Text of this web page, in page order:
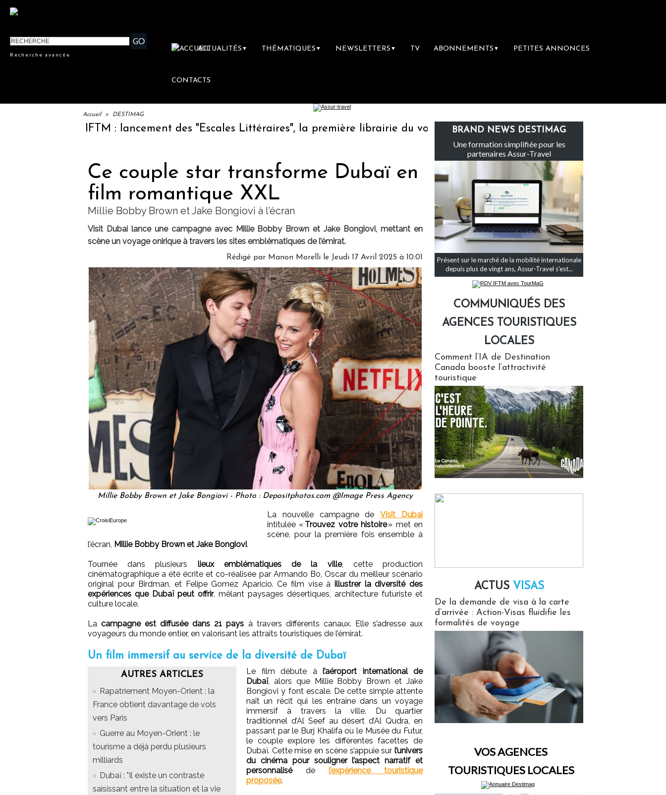
Recherche avancée
ACTUALITÉS ▼ THÉMATIQUES ▼ NEWSLETTERS ▼ TV ABONNEMENTS ▼ PETITES ANNONCES
CONTACTS
Accueil > DESTIMAG
IFTM : lancement des "Escales Littéraires", la première librairie du voyage Le groupe Sainte-Claire rachète Eden Tour
Ce couple star transforme Dubaï en
film romantique XXL
Millie Bobby Brown et Jake Bongiovi à l’écran
Visit Dubai lance une campagne avec Millie Bobby Brown et Jake Bongiovi, mettant en
scène un voyage onirique à travers les sites emblématiques de l’émirat.
Rédigé par Manon Morelli le Jeudi 17 Avril 2025 à 10:01
Millie Bobby Brown et Jake Bongiovi - Photo : Depositphotos.com @Image Press Agency
La nouvelle campagne deVisit Dubai
intitulée « Trouvez votre histoire» met en
scène, pour la première fois ensemble à
l’écran, Millie Bobby Brown et Jake Bongiovi.
Tournée dans plusieurs lieux emblématiques de la ville, cette production
cinématographique a été écrite et co-réalisée par Armando Bo, Oscar du meilleur scénario
original pour Birdman, et Felipe Gomez Aparicio. Ce film vise à illustrer la diversité des
expériences que Dubaï peut offrir, mêlant paysages désertiques, architecture futuriste et
culture locale.
Lacampagne est diffusée dans 21 pays à travers différents canaux. Elle s’adresse aux
voyageurs du monde entier, en valorisant les attraits touristiques de l’émirat.
Un film immersif au service de la diversité de Dubaï
AUTRES ARTICLES
Rapatriement Moyen-Orient : la
France obtient davantage de vols
vers Paris
Guerre au Moyen-Orient : le
tourisme a déjà perdu plusieurs
milliards
Dubaï : "Il existe un contraste
saisissant entre la situation et la vie
Le film débute à l’aéroport international de
Dubaï, alors que Millie Bobby Brown et Jake
Bongiovi y font escale. De cette simple attente
naît un récit qui les entraîne dans un voyage
immersif à travers la ville. Du quartier
traditionnel d’Al Seef au désert d’Al Qudra, en
passant par le Burj Khalifa ou le Musée du Futur,
le couple explore les différentes facettes de
Dubaï. Cette mise en scène s’appuie sur l’univers
du cinéma pour souligner l’aspect narratif et
personnaliséde l’expérience touristique
proposée.
BRAND NEWS DESTIMAG
Une formation simplifiée pour les
partenaires Assur-Travel
Présent sur le marché de la mobilité internationale
depuis plus de vingt ans, Assur-Travel s'est...
COMMUNIQUÉS DES
AGENCES TOURISTIQUES
LOCALES
Comment l’IA de Destination
Canada booste l’attractivité
touristique
ACTUS VISAS
De la demande de visa à la carte
d’arrivée : Action-Visas fluidifie les
formalités de voyage
VOS AGENCES
TOURISTIQUES LOCALES